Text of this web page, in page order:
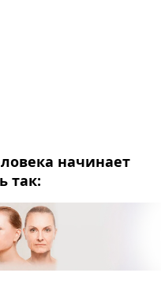
начинает
так: